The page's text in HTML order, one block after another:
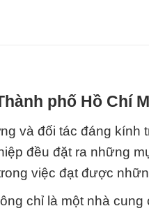
phố Hồ Chí
và đối tác đáng kính
đều đặt ra những
việc đạt được
chỉ là một nhà cung